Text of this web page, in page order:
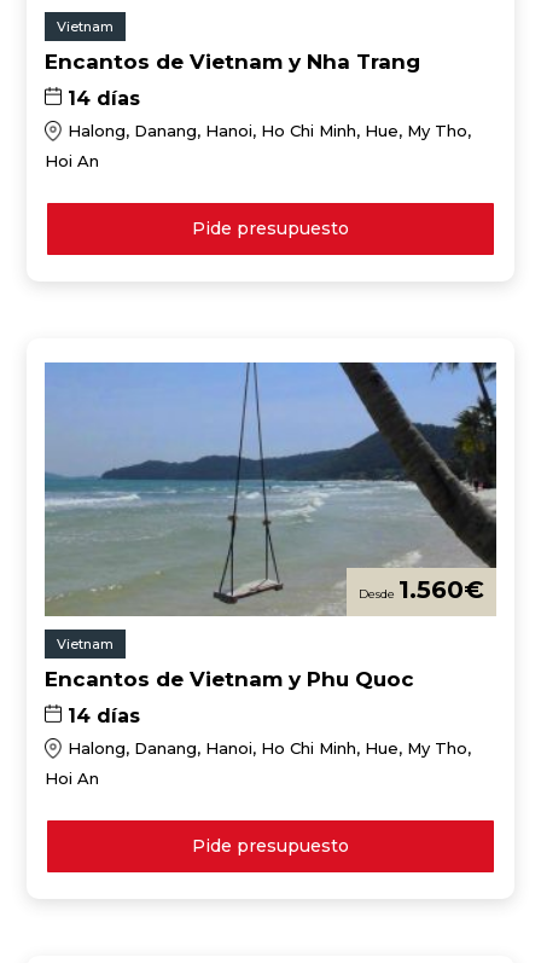
Vietnam
Encantos de Vietnam y Nha Trang
14 días
Halong, Danang, Hanoi, Ho Chi Minh, Hue, My Tho,
Hoi An
Pide presupuesto
1.560€
Vietnam
Encantos de Vietnam y Phu Quoc
14 días
Halong, Danang, Hanoi, Ho Chi Minh, Hue, My Tho,
Hoi An
Pide presupuesto